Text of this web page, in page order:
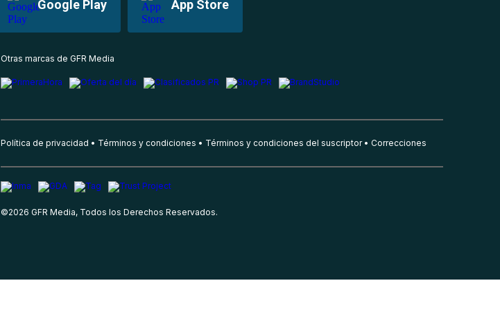
Google Play App Store
Otras marcas de GFR Media
Política de privacidad Términos y condiciones Términos y condiciones del suscriptor Correcciones
©2026 GFR Media, Todos los Derechos Reservados.